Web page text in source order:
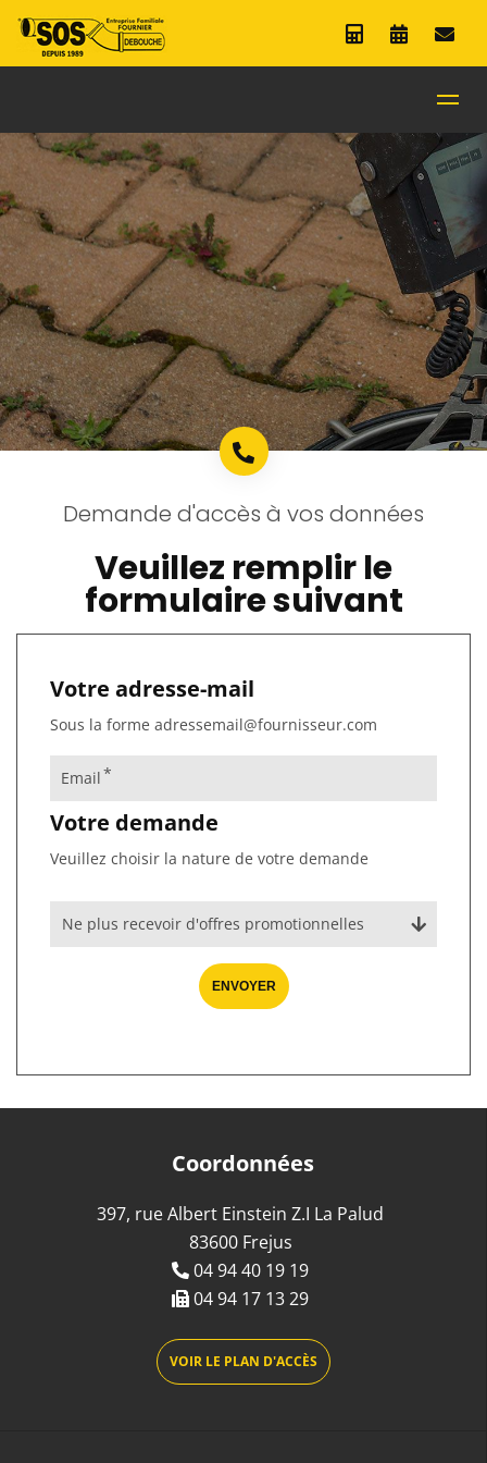
Demande d'accès à vos données
Veuillez remplir le
formulaire suivant
Votre adresse-mail
Sous la forme adressemail@fournisseur.com
Email
Votre demande
Veuillez choisir la nature de votre demande
Ne plus recevoir d'offres promotionnelles
ENVOYER
Coordonnées
397, rue Albert Einstein Z.I La Palud
83600 Frejus
04 94 40 19 19
04 94 17 13 29
VOIR LE PLAN D'ACCÈS